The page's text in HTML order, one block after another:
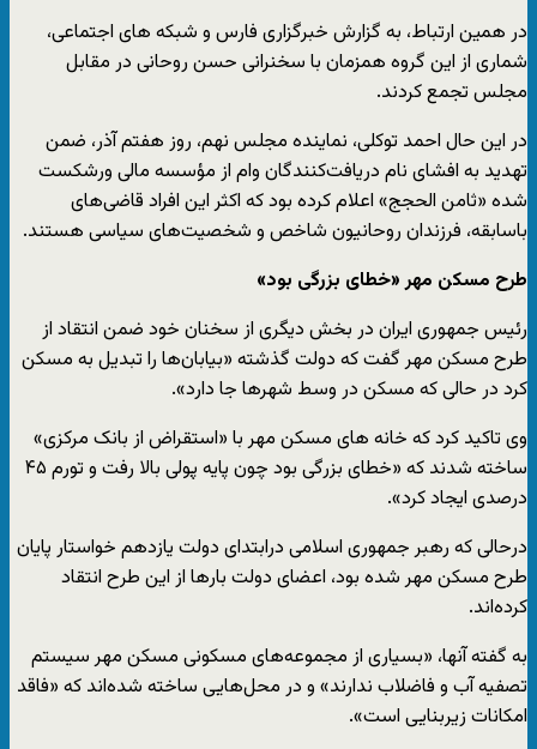
در همین ارتباط، به گزارش خبرگزاری فارس و شبکه های اجتماعی،‌
شماری از این گروه همزمان با سخنرانی حسن روحانی در مقابل
مجلس تجمع کردند.
در این حال احمد توکلی، نماینده مجلس نهم، روز هفتم آذر، ضمن
تهدید به افشای نام دریافت‌کنندگان وام از مؤسسه مالی ورشکست
شده «ثامن الحجج» اعلام کرده بود که اکثر این افراد قاضی‌های
باسابقه، فرزندان روحانیون شاخص و شخصیت‌های سیاسی هستند.
طرح مسکن مهر «خطای بزرگی بود»
رئیس جمهوری ایران در بخش دیگری از سخنان خود ضمن انتقاد از
طرح مسکن مهر گفت که دولت گذشته «بیابان‌ها را تبدیل به مسکن
کرد در حالی که مسکن در وسط شهرها جا دارد».
وی تاکید کرد که خانه های مسکن مهر با «استقراض از بانک مرکزی»
ساخته شدند که «خطای بزرگی بود چون پایه پولی بالا رفت و تورم ۴۵
درصدی ایجاد کرد».
درحالی که رهبر جمهوری اسلامی درابتدای دولت یازدهم خواستار پایان
طرح مسکن مهر شده بود، اعضای دولت بارها از این طرح انتقاد
کرده‌اند.
به گفته آنها، «بسیاری از مجموعه‌های مسکونی مسکن مهر سیستم
تصفیه آب و فاضلاب ندارند» و در محل‌هایی ساخته شده‌اند که «فاقد
امکانات زیربنایی است».